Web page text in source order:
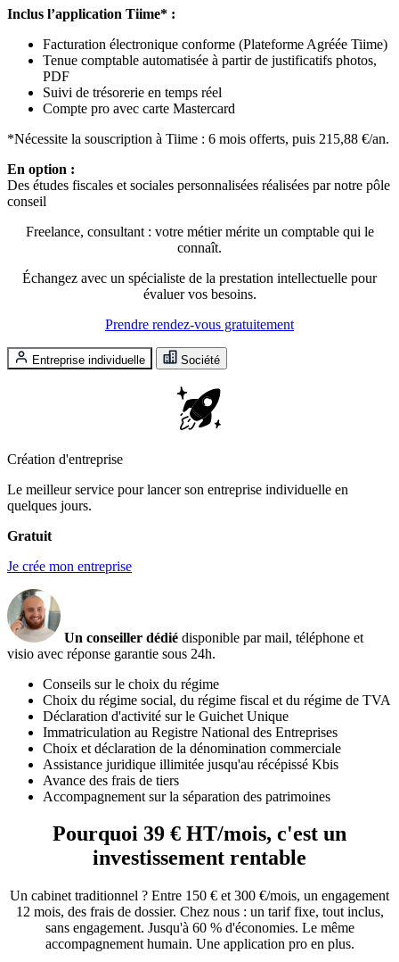
Inclus l’application Tiime* :
Facturation électronique conforme (Plateforme Agréée Tiime)
Tenue comptable automatisée à partir de justificatifs photos,
PDF
Suivi de trésorerie en temps réel
Compte pro avec carte Mastercard
*Nécessite la souscription à Tiime : 6 mois offerts, puis 215,88 €/an.
En option :
Des études fiscales et sociales personnalisées réalisées par notre pôle
conseil
Freelance, consultant : votre métier mérite un comptable qui le
connaît.
Échangez avec un spécialiste de la prestation intellectuelle pour
évaluer vos besoins.
Prendre rendez-vous gratuitement
Entreprise individuelle Société
Création d'entreprise
Le meilleur service pour lancer son entreprise individuelle en
quelques jours.
Gratuit
Je crée mon entreprise
Un conseiller dédié disponible par mail, téléphone et
visio avec réponse garantie sous 24h.
Conseils sur le choix du régime
Choix du régime social, du régime fiscal et du régime de TVA
Déclaration d'activité sur le Guichet Unique
Immatriculation au Registre National des Entreprises
Choix et déclaration de la dénomination commerciale
Assistance juridique illimitée jusqu'au récépissé Kbis
Avance des frais de tiers
Accompagnement sur la séparation des patrimoines
Pourquoi 39 € HT/mois, c'est un
investissement rentable
Un cabinet traditionnel ? Entre 150 € et 300 €/mois, un engagement
12 mois, des frais de dossier. Chez nous : un tarif fixe, tout inclus,
sans engagement. Jusqu'à 60 % d'économies. Le même
accompagnement humain. Une application pro en plus.